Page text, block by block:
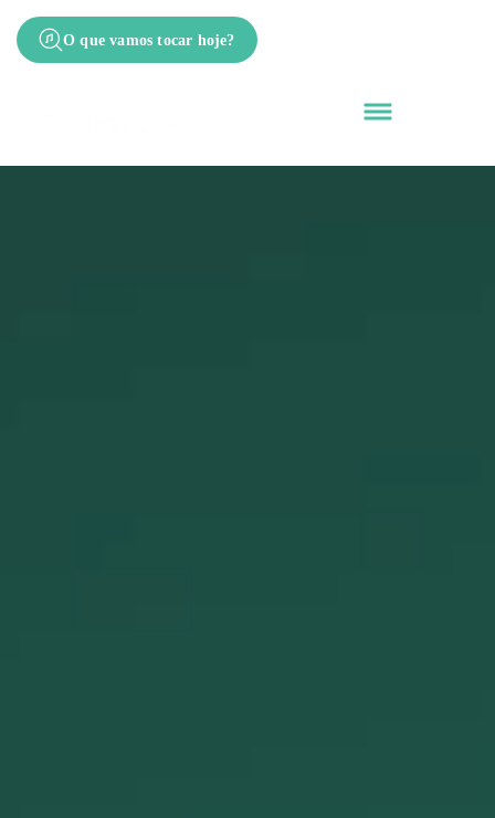
O que vamos tocar hoje?